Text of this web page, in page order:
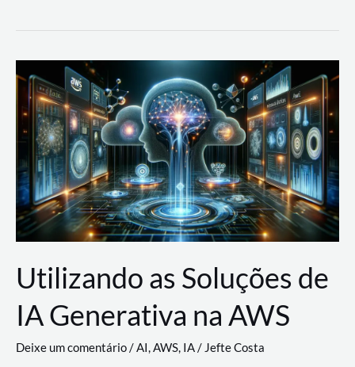
um
com
AWS
Utilizando as Soluções de
IA Generativa na AWS
Deixe um comentário/AI,AWS, IA/Jefte Costa